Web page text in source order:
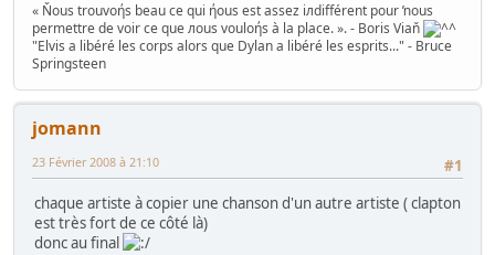
« Ňous trouvoήs beau ce qui ήous est assez iлdifférent pour ŉous
permettre de voir ce que лous vouloήs à la place. ». - Boris Viaň
"Elvis a libéré les corps alors que Dylan a libéré les esprits..." - Bruce
Springsteen
jomann
#1
23 Février 2008 à 21:10
chaque artiste à copier une chanson d'un autre artiste ( clapton
est très fort de ce côté là)
donc au final